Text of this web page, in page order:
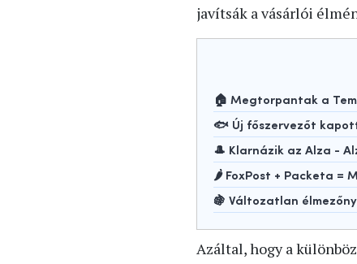
javítsák a vásárlói
🏠 Megtorpantak a
🐟 Új főszervezőt
🎩 Klarnázik az Alza -
🌶️ FoxPost + Packeta =
🍇 Változatlan
Azáltal, hogy a